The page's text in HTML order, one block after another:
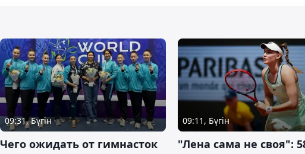
09:31, Бүгін
Чего ожидать от гимнасток
09:11, Бүгін
"Лена сама не своя":